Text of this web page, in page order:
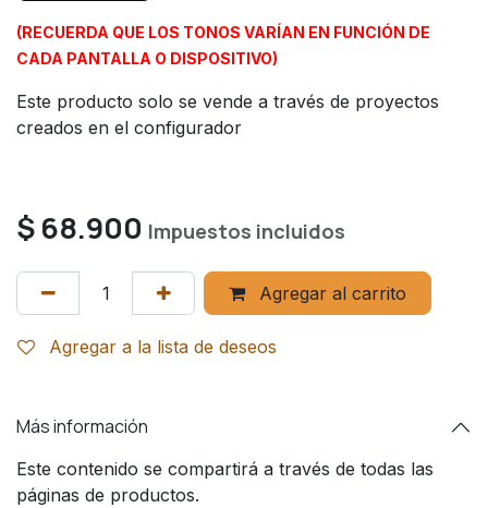
(RECUERDA QUE LOS TONOS VARÍAN EN FUNCIÓN DE
CADA PANTALLA O DISPOSITIVO)
Este producto solo se vende a través de proyectos
creados en el configurador
$68.900 Impuestos incluidos
Agregar al carrito
Agregar a la lista de deseos
Más información
Este contenido se compartirá a través de todas las
páginas de productos.